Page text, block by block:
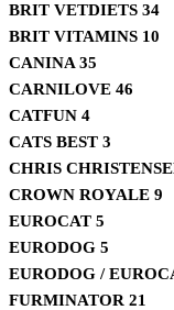
BRIT VETDIETS 34
BRIT VITAMINS 10
CANINA 35
CARNILOVE 46
CATFUN 4
CATS BEST 3
CHRIS
CROWN ROYALE 9
EUROCAT 5
EURODOG 5
EURODOG /
FURMINATOR 21